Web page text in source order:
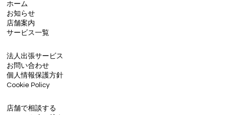
ホーム
お知らせ
店舗案内
サービス一覧
法人出張サービス
お問い合わせ
個人情報保護方針
Cookie Policy
店舗で相談する